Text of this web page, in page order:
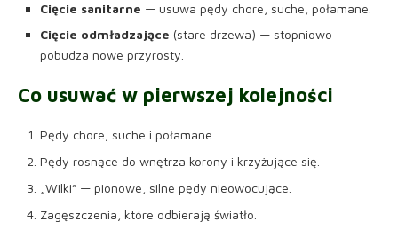
Cięcie sanitarne — usuwa pędy chore, suche, połamane.
Cięcie odmładzające (stare drzewa) — stopniowo
pobudza nowe przyrosty.
Co usuwać w pierwszej kolejności
Pędy chore, suche i połamane.
Pędy rosnące do wnętrza korony i krzyżujące się.
„Wilki” — pionowe, silne pędy nieowocujące.
Zagęszczenia, które odbierają światło.